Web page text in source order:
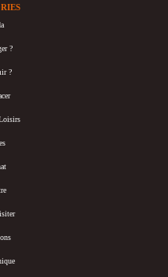
?
?